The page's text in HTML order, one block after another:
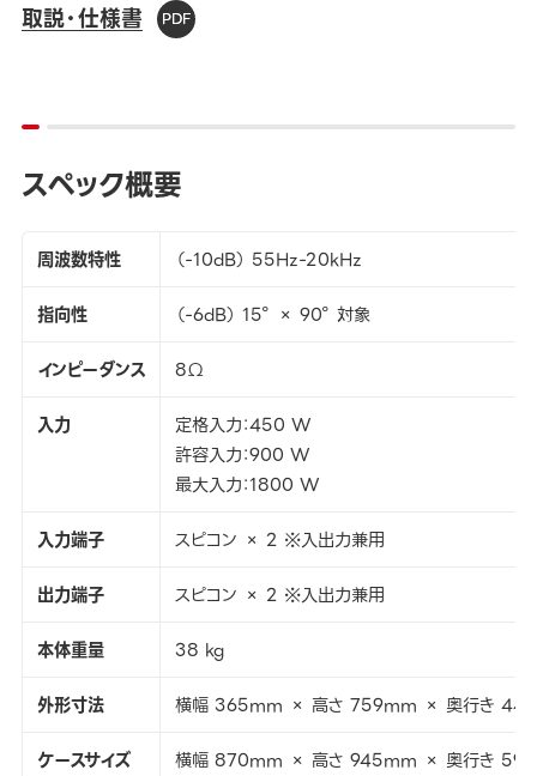
取説・仕様書
スペック概要
周波数特性
（-10dB） 55Hz-20kHz
指向性
（-6dB） 15° × 90° 対象
インピーダンス
8Ω
入力
定格入力：450 W
許容入力：900 W
最大入力：1800 W
入力端子
スピコン × 2 ※入出力兼用
出力端子
スピコン × 2 ※入出力兼用
本体重量
38 kg
外形寸法
横幅 365mm × 高さ 759mm × 奥行き
ケースサイズ
横幅 870mm × 高さ 945mm × 奥行き